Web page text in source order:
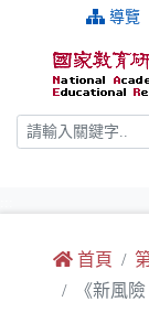
跳到主要內容 導覽
搜尋
首頁
《新風